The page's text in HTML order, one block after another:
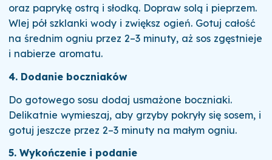
oraz paprykę ostrą i słodką. Dopraw solą i pieprzem.
Wlej pół szklanki wody i zwiększ ogień. Gotuj całość
na średnim ogniu przez 2–3 minuty, aż sos zgęstnieje
i nabierze aromatu.
4. Dodanie boczniaków
Do gotowego sosu dodaj usmażone boczniaki.
Delikatnie wymieszaj, aby grzyby pokryły się sosem, i
gotuj jeszcze przez 2–3 minuty na małym ogniu.
5. Wykończenie i podanie